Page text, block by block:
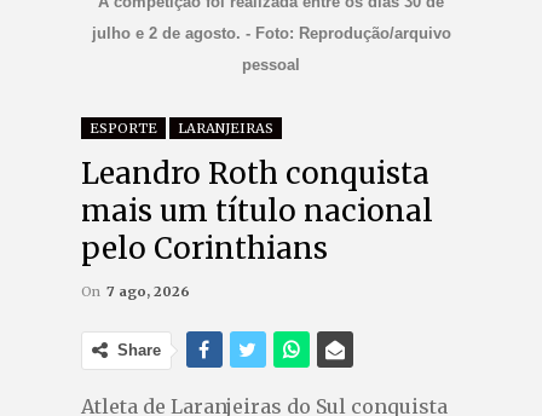
julho e 2 de agosto. - Foto: Reprodução/arquivo
pessoal
ESPORTE LARANJEIRAS
Leandro Roth conquista
mais um título nacional
pelo Corinthians
On 7 ago, 2026
Share
Atleta de Laranjeiras do Sul conquista